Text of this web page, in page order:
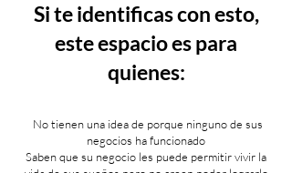
Si te identificas con esto,
este espacio es para
quienes:
No tienen una idea de porque ninguno de sus
negocios ha funcionado
Saben que su negocio les puede permitir vivir la